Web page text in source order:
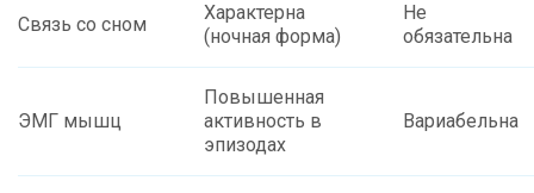
Связь со сном
Характерна
(ночная форма)
Не
обязательна
ЭМГ мышц
Повышенная
активность в
эпизодах
Вариабельна